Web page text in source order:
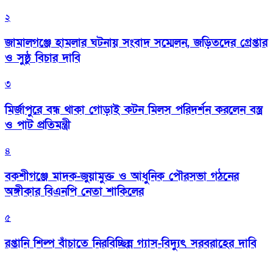
২
জামালগঞ্জে হামলার ঘটনায় সংবাদ সম্মেলন, জড়িতদের গ্রেপ্তার
ও সুষ্ঠু বিচার দাবি
৩
মির্জাপুরে বন্ধ থাকা গোড়াই কটন মিলস পরিদর্শন করলেন বস্ত্র
ও পাট প্রতিমন্ত্রী
৪
বকশীগঞ্জে মাদক-জুয়ামুক্ত ও আধুনিক পৌরসভা গঠনের
অঙ্গীকার বিএনপি নেতা শাকিলের
৫
রপ্তানি শিল্প বাঁচাতে নিরবিচ্ছিন্ন গ্যাস-বিদ্যুৎ সরবরাহের দাবি